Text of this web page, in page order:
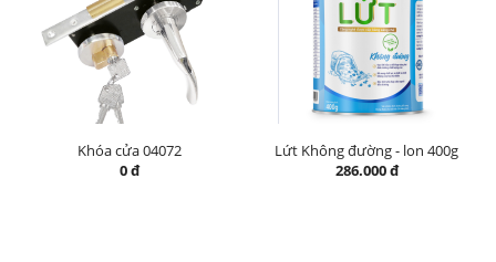
Khóa cửa 04072
0 đ
Lứt Không đường - lon 400g
286.000 đ